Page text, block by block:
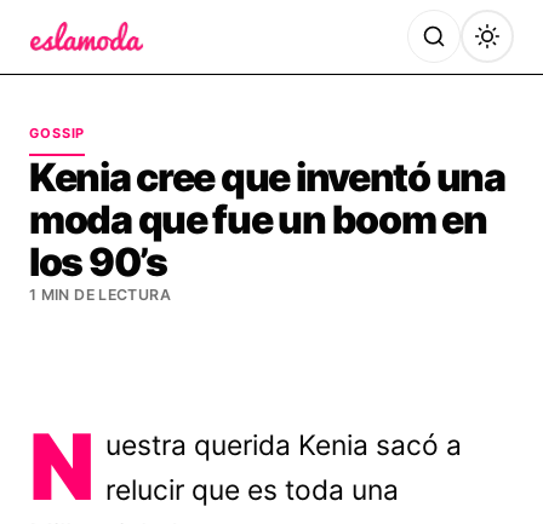
GOSSIP
Kenia cree que inventó una
moda que fue un boom en
los 90’s
1 MIN DE LECTURA
N uestra querida Kenia sacó a
relucir que es toda una